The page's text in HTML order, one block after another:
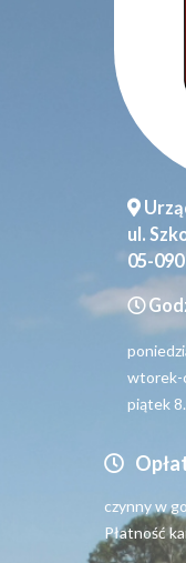
ul.
05-
wtorek-
piątek
czynny w
Płatność